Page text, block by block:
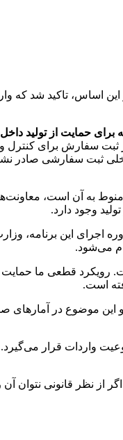
این اساس، تاکید شد که
حمایت از تولید
ثبت سفارش برای کنترل
ثبت سفارشی صادر
منوط به آن است،
وجود دارد.
دوره اجرای این
می‌شود.
رویکرد قطعی ما حمایت
است.
و این موضوع در آمارهای
واردات قرار می‌گیرد.
نظر قانونی نتوان آن